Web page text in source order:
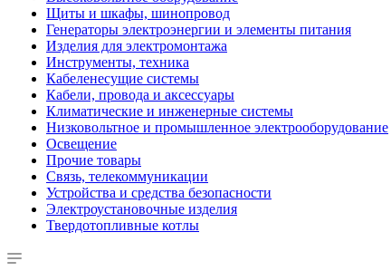
Щиты и шкафы, шинопровод
Генераторы электроэнергии и элементы питания
Изделия для электромонтажа
Инструменты, техника
Кабеленесущие системы
Кабели, провода и аксессуары
Климатические и инженерные системы
Низковольтное и промышленное электрооборудование
Освещение
Прочие товары
Связь, телекоммуникации
Устройства и средства безопасности
Электроустановочные изделия
Твердотопливные котлы